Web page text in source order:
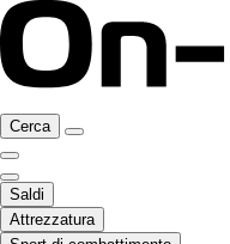
Cerca
Saldi
Attrezzatura